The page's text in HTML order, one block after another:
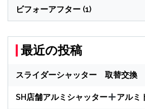
ビフォーアフター (1)
最近の投稿
スライダーシャッター 取替交換
SH店舗アルミシャッター アルミ